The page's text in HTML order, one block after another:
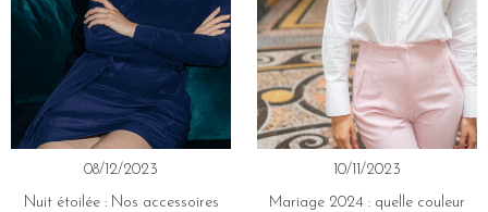
08/12/2023
Nuit étoilée : Nos accessoires
10/11/2023
Mariage 2024 : quelle couleur